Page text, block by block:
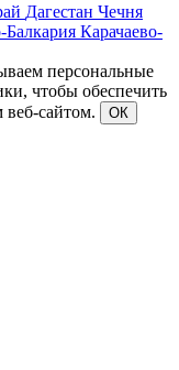
Дагестан Чечня
Карачаево-
персональные
чтобы обеспечить
сайтом.
ОК